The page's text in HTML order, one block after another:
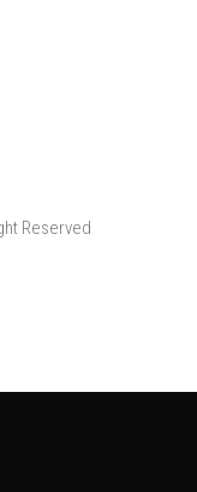
Reserved